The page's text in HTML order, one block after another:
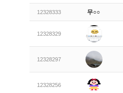
12328333 무○○
12328329
12328297
12328256